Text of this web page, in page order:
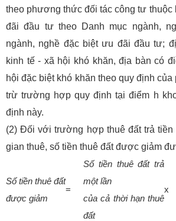
theo phương thức đối tác công tư thuộc
đãi đầu tư theo Danh mục ngành,
ngành, nghề đặc biệt ưu đãi đầu tư;
kinh tế - xã hội khó khăn, địa bàn có
hội đặc biệt khó khăn theo quy định
trừ trường hợp quy định tại điểm h
định này.
(2) Đối với trường hợp thuê đất trả tiền
gian thuê, số tiền thuê đất được giảm
Số tiền thuê đất
được giảm
=
Số tiền thuê đất trả
một lần
của cả thời hạn thuê
đất
x